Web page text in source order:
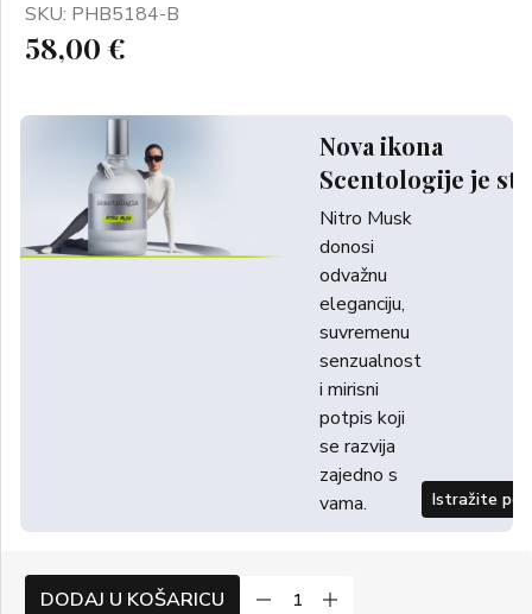
SKU: PHB5184-B
58,00 €
Nova ikona
Scentologije je
Nitro Musk
donosi
odvažnu
eleganciju,
suvremenu
senzualnost
i mirisni
potpis koji
se razvija
zajedno s
vama.
Istražite
DODAJ U KOŠARICU